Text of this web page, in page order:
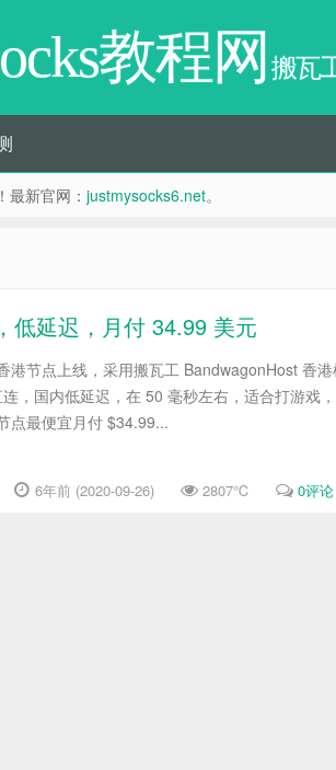
教程网 搬瓦
新官网： justmysocks6.net。
低延迟，月付 34.99 美元
港节点上线，采用搬瓦工 BandwagonHost 香
，国内低延迟，在 50 毫秒左右，适合打游戏
点最便宜月付 $34.99...
6年前 (2020-09-26) 2807℃ 0评论